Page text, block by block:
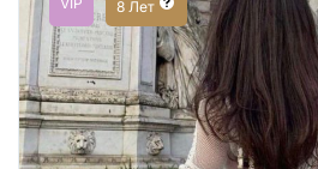
8 Лет